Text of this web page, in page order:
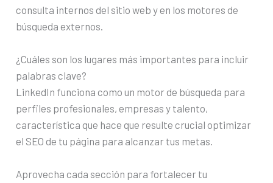
consulta internos del sitio web y en los motores de
búsqueda externos.
¿Cuáles son los lugares más importantes para incluir
palabras clave?
LinkedIn funciona como un motor de búsqueda para
perfiles profesionales, empresas y talento,
característica que hace que resulte crucial optimizar
el SEO de tu página para alcanzar tus metas.
Aprovecha cada sección para fortalecer tu